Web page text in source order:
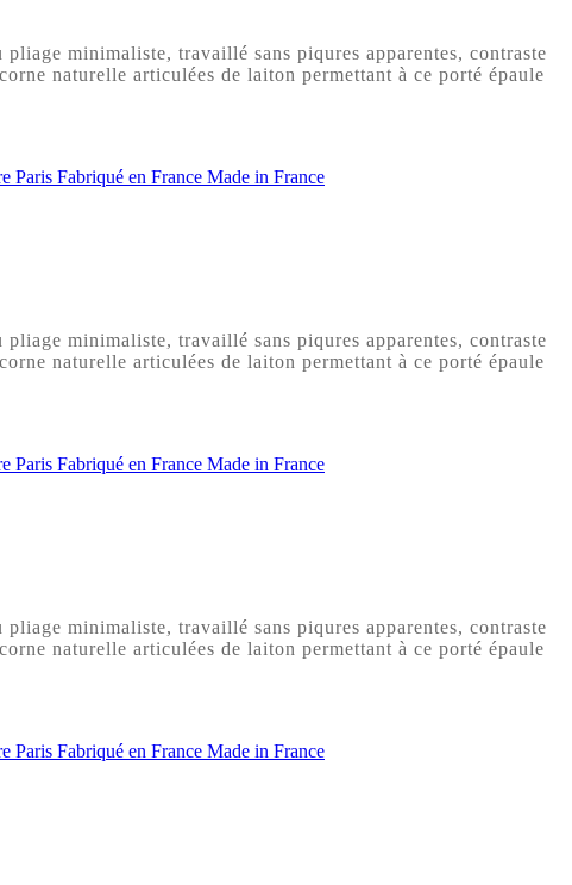
minimaliste, travaillé sans piqures apparentes, contraste
naturelle articulées de laiton permettant à ce porté épaule
minimaliste, travaillé sans piqures apparentes, contraste
naturelle articulées de laiton permettant à ce porté épaule
minimaliste, travaillé sans piqures apparentes, contraste
naturelle articulées de laiton permettant à ce porté épaule